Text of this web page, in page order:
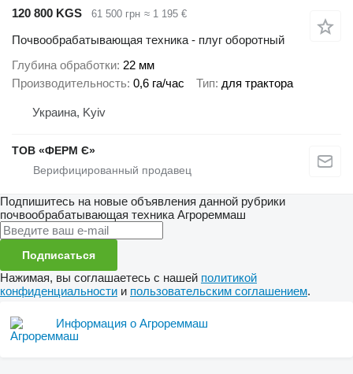
120 800 KGS
61 500 грн ≈ 1 195 €
Почвообрабатывающая техника - плуг оборотный
Глубина обработки 22 мм
Производительность 0,6 га/час Тип для трактора
Украина, Kyiv
ТОВ «ФЕРМ Є»
Подпишитесь на новые объявления данной рубрики
почвообрабатывающая техника Агрореммаш
Подписаться
Нажимая, вы соглашаетесь с нашей политикой
конфиденциальности и пользовательским соглашением.
Информация о Агрореммаш